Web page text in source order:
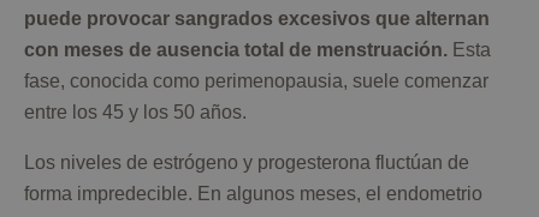
puede provocar sangrados excesivos que alternan
con meses de ausencia total de menstruación. Esta
fase, conocida como perimenopausia, suele comenzar
entre los 45 y los 50 años.
Los niveles de estrógeno y progesterona fluctúan de
forma impredecible. En algunos meses, el endometrio